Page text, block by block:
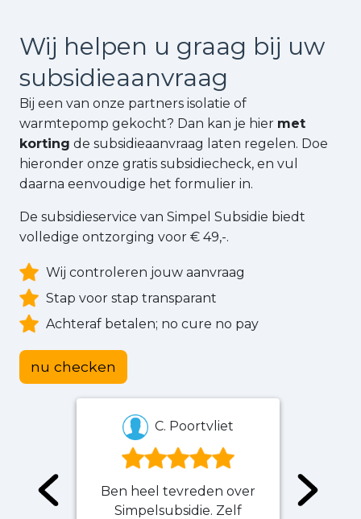
Wij helpen u graag bij uw
subsidieaanvraag
Bij een van onze partners isolatie of
warmtepomp gekocht? Dan kan je hier met
korting de subsidieaanvraag laten regelen. Doe
hieronder onze gratis subsidiecheck, en vul
daarna eenvoudige het formulier in.
De subsidieservice van Simpel Subsidie biedt
volledige ontzorging voor € 49,-.
Wij controleren jouw aanvraag
Stap voor stap transparant
Achteraf betalen; no cure no pay
nu checken
C. Poortvliet
Ben heel tevreden over
Simpelsubsidie. Zelf